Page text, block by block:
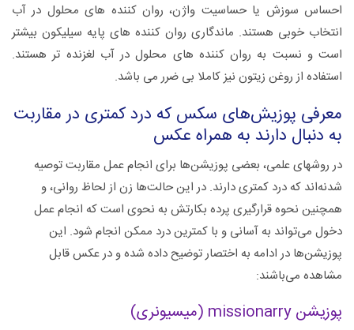
احساس سوزش یا حساسیت واژن، روان کننده های محلول در آب
انتخاب خوبی هستند. ماندگاری روان کننده های پایه سیلیکون بیشتر
است و نسبت به روان کننده های محلول در آب لغزنده تر هستند.
استفاده از روغن زیتون نیز کاملا بی ضرر می باشد.
معرفی پوزیش‌های سکس که درد کمتری در مقاربت
به دنبال دارند به همراه عکس
در روشهای علمی، بعضی پوزیشن‌ها برای انجام عمل مقاربت توصیه
شدنه‌اند که درد کمتری دارند. در این حالت‌ها زن از لحاظ روانی، و
همچنین نحوه قرارگیری پرده بکارتش به نحوی است که انجام عمل
دخول می‌تواند به آسانی و با کمترین درد ممکن انجام شود. این
پوزیشن‌ها در ادامه به اختصار توضیح داده شده و در عکس قابل
مشاهده می‌باشند:
پوزیشن missionarry (میسیونری)